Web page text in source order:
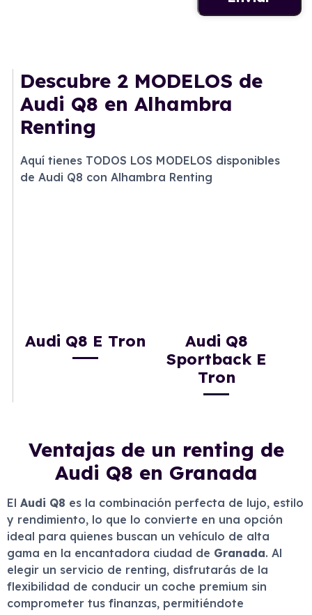
Descubre 2 MODELOS de
Audi Q8 en Alhambra
Renting
Aquí tienes TODOS LOS MODELOS disponibles
de Audi Q8 con Alhambra Renting
Audi Q8 E Tron
Audi Q8
Sportback E
Tron
Ventajas de un renting de
Audi Q8 en Granada
El Audi Q8 es la combinación perfecta de lujo, estilo
y rendimiento, lo que lo convierte en una opción
ideal para quienes buscan un vehículo de alta
gama en la encantadora ciudad de Granada. Al
elegir un servicio de renting, disfrutarás de la
flexibilidad de conducir un coche premium sin
comprometer tus finanzas, permitiéndote